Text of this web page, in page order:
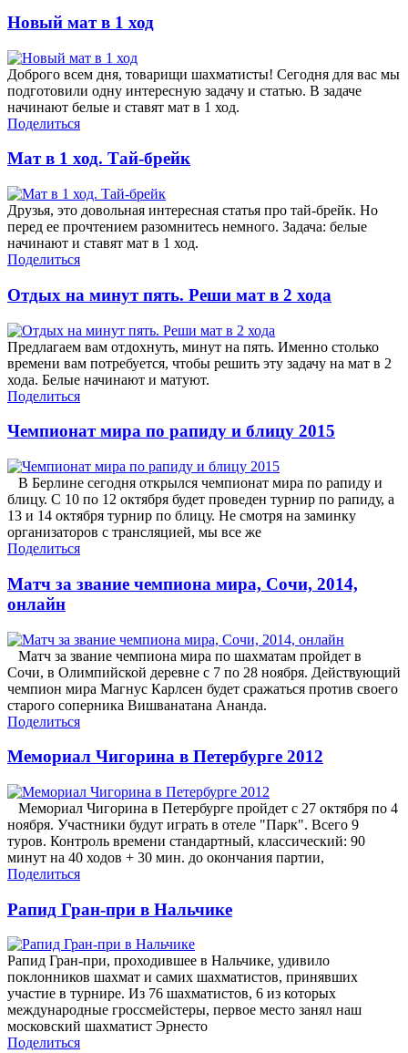
Новый мат в 1 ход
Доброго всем дня, товарищи шахматисты! Сегодня для вас мы
подготовили одну интересную задачу и статью. В задаче
начинают белые и ставят мат в 1 ход.
Поделиться
Мат в 1 ход. Тай-брейк
Друзья, это довольная интересная статья про тай-брейк. Но
перед ее прочтением разомнитесь немного. Задача: белые
начинают и ставят мат в 1 ход.
Поделиться
Отдых на минут пять. Реши мат в 2 хода
Предлагаем вам отдохнуть, минут на пять. Именно столько
времени вам потребуется, чтобы решить эту задачу на мат в 2
хода. Белые начинают и матуют.
Поделиться
Чемпионат мира по рапиду и блицу 2015
В Берлине сегодня открылся чемпионат мира по рапиду и
блицу. С 10 по 12 октября будет проведен турнир по рапиду, а
13 и 14 октября турнир по блицу. Не смотря на заминку
организаторов с трансляцией, мы все же
Поделиться
Матч за звание чемпиона мира, Сочи, 2014,
онлайн
Матч за звание чемпиона мира по шахматам пройдет в
Сочи, в Олимпийской деревне с 7 по 28 ноября. Действующий
чемпион мира Магнус Карлсен будет сражаться против своего
старого соперника Вишванатана Ананда.
Поделиться
Мемориал Чигорина в Петербурге 2012
Мемориал Чигорина в Петербурге пройдет с 27 октября по 4
ноября. Участники будут играть в отеле "Парк". Всего 9
туров. Контроль времени стандартный, классический: 90
минут на 40 ходов + 30 мин. до окончания партии,
Поделиться
Рапид Гран-при в Нальчике
Рапид Гран-при, проходившее в Нальчике, удивило
поклонников шахмат и самих шахматистов, принявших
участие в турнире. Из 76 шахматистов, 6 из которых
международные гроссмейстеры, первое место занял наш
московский шахматист Эрнесто
Поделиться